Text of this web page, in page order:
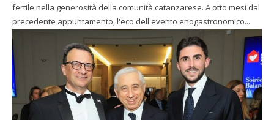
fertile nella generosità della comunità catanzarese. A otto mesi dal
precedente appuntamento, l'eco dell'evento enogastronomico...